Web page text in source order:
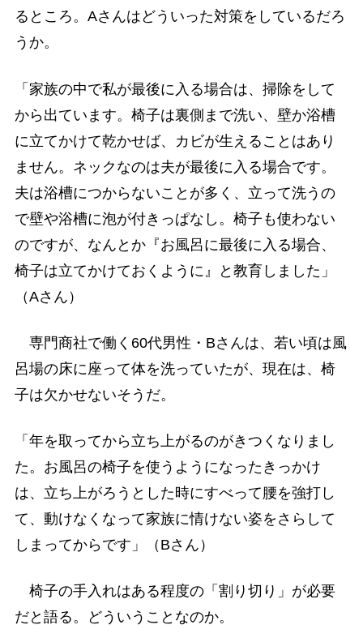
るところ。Aさんはどういった対策をしているだろ
うか。
「家族の中で私が最後に入る場合は、掃除をして
から出ています。椅子は裏側まで洗い、壁か浴槽
に立てかけて乾かせば、カビが生えることはあり
ません。ネックなのは夫が最後に入る場合です。
夫は浴槽につからないことが多く、立って洗うの
で壁や浴槽に泡が付きっぱなし。椅子も使わない
のですが、なんとか『お風呂に最後に入る場合、
椅子は立てかけておくように』と教育しました」
（Aさん）
専門商社で働く60代男性・Bさんは、若い頃は風
呂場の床に座って体を洗っていたが、現在は、椅
子は欠かせないそうだ。
「年を取ってから立ち上がるのがきつくなりまし
た。お風呂の椅子を使うようになったきっかけ
は、立ち上がろうとした時にすべって腰を強打し
て、動けなくなって家族に情けない姿をさらして
しまってからです」（Bさん）
椅子の手入れはある程度の「割り切り」が必要
だと語る。どういうことなのか。